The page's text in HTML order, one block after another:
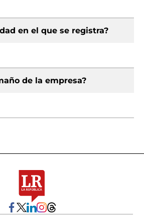
en el que se registra?
de la empresa?